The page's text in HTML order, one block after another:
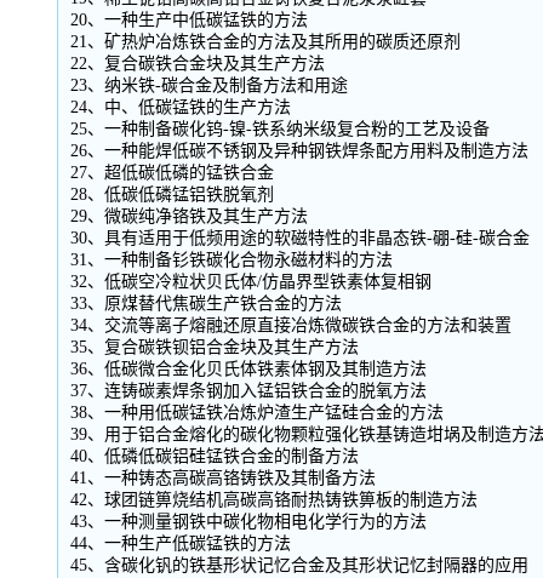
20、一种生产中低碳锰铁的方法
21、矿热炉冶炼铁合金的方法及其所用的碳质还原剂
22、复合碳铁合金块及其生产方法
23、纳米铁-碳合金及制备方法和用途
24、中、低碳锰铁的生产方法
25、一种制备碳化钨-镍-铁系纳米级复合粉的工艺及设备
26、一种能焊低碳不锈钢及异种钢铁焊条配方用料及制造方法
27、超低碳低磷的锰铁合金
28、低碳低磷锰铝铁脱氧剂
29、微碳纯净铬铁及其生产方法
30、具有适用于低频用途的软磁特性的非晶态铁-硼-硅-碳合金
31、一种制备钐铁碳化合物永磁材料的方法
32、低碳空冷粒状贝氏体/仿晶界型铁素体复相钢
33、原煤替代焦碳生产铁合金的方法
34、交流等离子熔融还原直接冶炼微碳铁合金的方法和装置
35、复合碳铁钡铝合金块及其生产方法
36、低碳微合金化贝氏体铁素体钢及其制造方法
37、连铸碳素焊条钢加入锰铝铁合金的脱氧方法
38、一种用低碳锰铁冶炼炉渣生产锰硅合金的方法
39、用于铝合金熔化的碳化物颗粒强化铁基铸造坩埚及制造方
40、低磷低碳铝硅锰铁合金的制备方法
41、一种铸态高碳高铬铸铁及其制备方法
42、球团链箅烧结机高碳高铬耐热铸铁箅板的制造方法
43、一种测量钢铁中碳化物相电化学行为的方法
44、一种生产低碳锰铁的方法
45、含碳化钒的铁基形状记忆合金及其形状记忆封隔器的应用